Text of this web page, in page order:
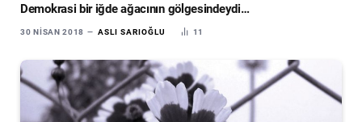
Demokrasi bir iğde ağacının gölgesindeydi…
30 NISAN 2018 ASLI SARIOĞLU 11